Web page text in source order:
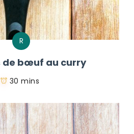
R
de bœuf au curry
30 mins